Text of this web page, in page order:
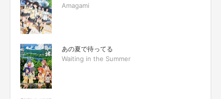
Amagami
あの夏で待ってる
Waiting in the Summer